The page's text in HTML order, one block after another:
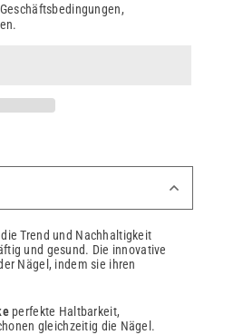
Trend und Nachhaltigkeit
und gesund. Die innovative
Nägel, indem sie ihren
perfekte Haltbarkeit,
gleichzeitig die Nägel.